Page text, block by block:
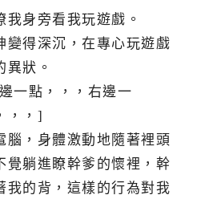
身旁看我玩遊戲。
變得深沉，在專心玩遊戲
異狀。
一點，，，右邊一
，，]
腦，身體激動地隨著裡頭
覺躺進瞭幹爹的懷裡，幹
我的背，這樣的行為對我